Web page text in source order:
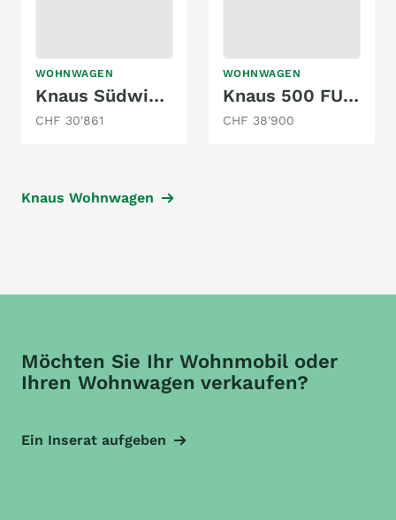
WOHNWAGEN
Knaus Südwind 460 EU Black Selection
CHF 30'861
WOHNWAGEN
Knaus 500 FU Azur
CHF 38'900
Knaus Wohnwagen
Möchten Sie Ihr Wohnmobil oder
Ihren Wohnwagen verkaufen?
Ein Inserat aufgeben